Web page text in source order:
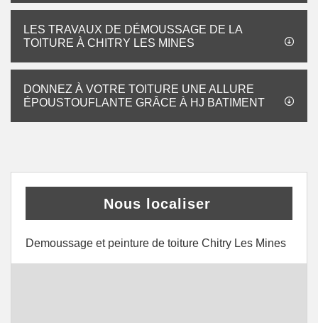
LES TRAVAUX DE DÉMOUSSAGE DE LA
TOITURE À CHITRY LES MINES
DONNEZ À VOTRE TOITURE UNE ALLURE
ÉPOUSTOUFLANTE GRÂCE À HJ BATIMENT
Nous localiser
Demoussage et peinture de toiture Chitry Les Mines